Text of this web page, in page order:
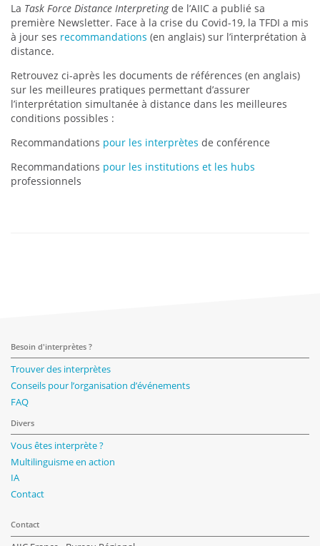
La Task Force Distance Interpretingde l’AIIC a publié sa
première Newsletter. Face à la crise du Covid-19, la TFDI a mis
à jour ses recommandations (en anglais) sur l’interprétation à
distance.
Retrouvez ci-après les documents de références (en anglais)
sur les meilleures pratiques permettant d’assurer
l’interprétation simultanée à distance dans les meilleures
conditions possibles :
Recommandations pour les interprètes de conférence
Recommandations pour les institutions et les hubs
professionnels
Besoin d'interprètes ?
Trouver des interprètes
Conseils pour l’organisation d’événements
FAQ
Divers
Vous êtes interprète ?
Multilinguisme en action
IA
Contact
Contact